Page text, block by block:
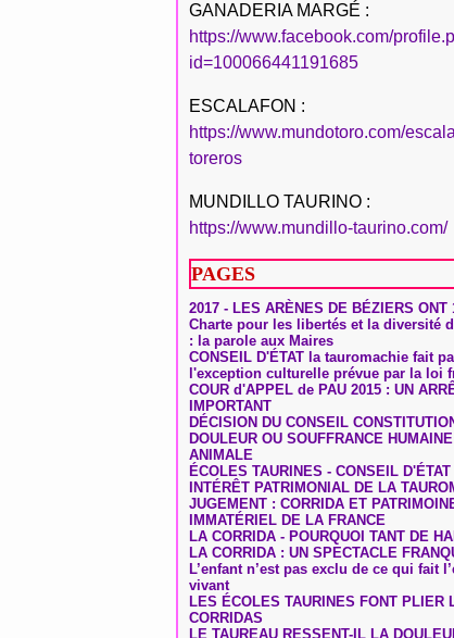
GANADERIA MARGÉ :
https://www.facebook.com/
id=100066441191685
ESCALAFON :
https://www.mundotoro.com/
toreros
MUNDILLO TAURINO :
https://www.mundillo-taurino.com/
PAGES
2017 - LES ARÈNES DE BÉZIERS ONT
Charte pour les libertés et la diversité
: la parole aux Maires
CONSEIL D'ÉTAT la tauromachie fait
l'exception culturelle prévue par la loi
COUR d'APPEL de PAU 2015 : UN
IMPORTANT
DÉCISION DU CONSEIL
DOULEUR OU SOUFFRANCE
ANIMALE
ÉCOLES TAURINES - CONSEIL D'ÉTAT
INTÉRÊT PATRIMONIAL DE LA
JUGEMENT : CORRIDA ET
IMMATÉRIEL DE LA FRANCE
LA CORRIDA - POURQUOI TANT DE
LA CORRIDA : UN SPECTACLE
L’enfant n’est pas exclu de ce qui fait
vivant
LES ÉCOLES TAURINES FONT PLIER
CORRIDAS
LE TAUREAU RESSENT-IL LA